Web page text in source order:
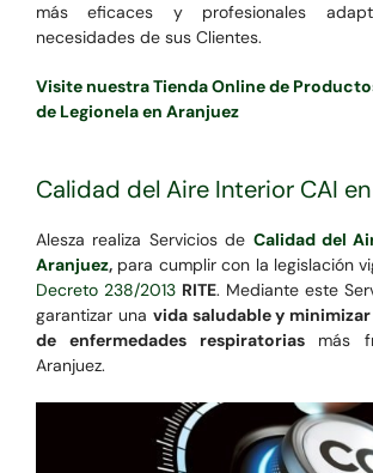
más eficaces y profesionales
necesidades de sus Clientes.
Visite nuestra Tienda Online de
de Legionela en Aranjuez
Calidad del Aire Interior CAI
Alesza realiza Servicios de Calidad del
Aranjuez,para cumplir con la legislación
Decreto 238/2013 RITE. Mediante este
garantizar una vida saludable y
de enfermedades respiratoriasmás
Aranjuez.